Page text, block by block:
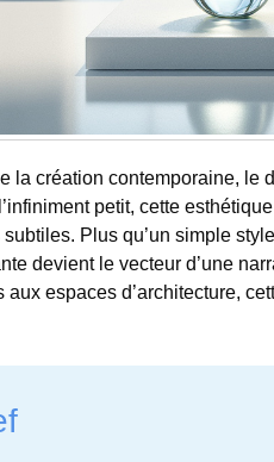
la création contemporaine,
petit, cette
Plus qu’un simple
devient le vecteur d’une
espaces d’architecture,